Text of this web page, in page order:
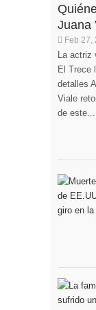
Juana
Feb 27,
La
El Trece
detalles
Viale
de este...